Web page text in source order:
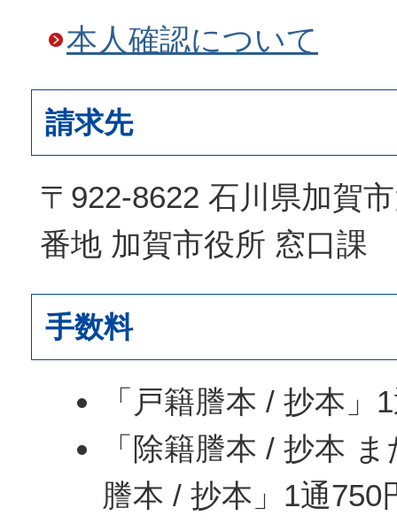
本人確認について
請求先
〒922-8622 石川県加賀
番地 加賀市役所 窓口課
手数料
「戸籍謄本 / 抄本」
「除籍謄本 / 抄本
謄本 / 抄本」1通750